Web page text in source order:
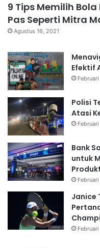
9 Tips Memilih
Pas Seperti Mitra
Agustus 16, 2021
Efektif
Polisi
Atasi
Bank
untuk
Janice